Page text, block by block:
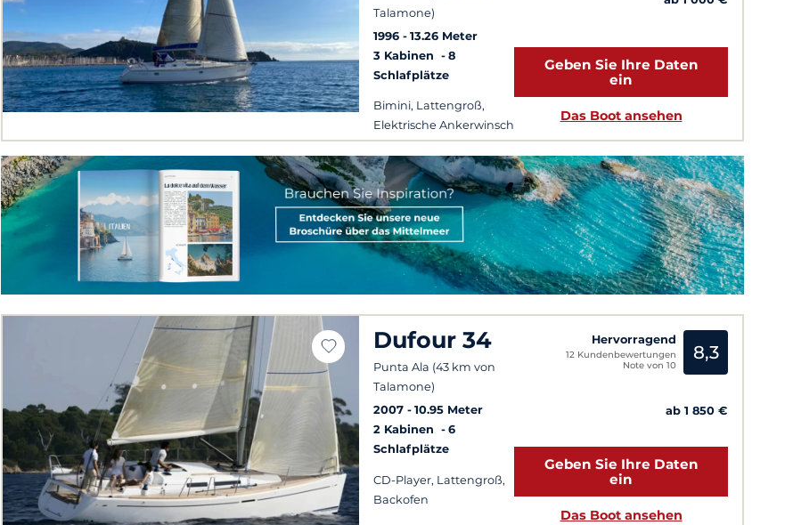
Talamone)
1996
13.26 Meter
3 Kabinen
8
Schlafplätze
Bimini, Lattengroß,
Elektrische Ankerwinsch
Geben Sie Ihre Daten
ein
Das Boot ansehen
Dufour 34
Punta Ala (43 km von
Talamone)
2007
10.95 Meter
2 Kabinen
6
Schlafplätze
CD-Player, Lattengroß,
Backofen
Hervorragend
12 Kundenbewertungen
Note von 10
8,3
ab 1 850 €
Geben Sie Ihre Daten
ein
Das Boot ansehen